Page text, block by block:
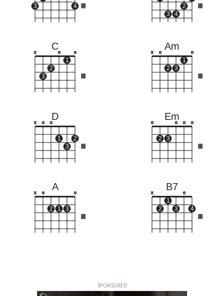
3 4
3 4
2
C
x
3
2
o
1
o
Am
x o
2 3
1
o
D
x o o
1
3
2
Em
o
2 3
o o o
A
x o
2 1 3
o
B7
x
2
1
3
o
4
SPONSORED